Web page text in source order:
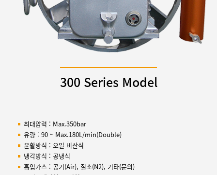
300 Series Model
최대압력 : Max.350bar
유량 : 90 ~ Max.180L/min(Double)
윤활방식 : 오일 비산식
냉각방식 : 공냉식
흡입가스 : 공기(Air), 질소(N2), 기타(문의)